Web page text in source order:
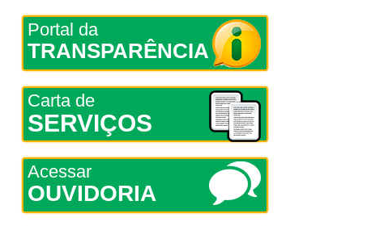
Portal da
TRANSPARÊNCIA
Carta de
SERVIÇOS
Acessar
OUVIDORIA